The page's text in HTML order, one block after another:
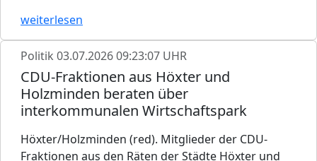
weiterlesen
Politik 03.07.2026 09:23:07 UHR
CDU-Fraktionen aus Höxter und
Holzminden beraten über
interkommunalen Wirtschaftspark
Höxter/Holzminden (red). Mitglieder der CDU-
Fraktionen aus den Räten der Städte Höxter und